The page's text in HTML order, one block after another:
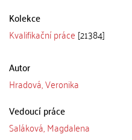
Kolekce
Kvalifikační práce [21384]
Autor
Hradová, Veronika
Vedoucí práce
Saláková, Magdalena